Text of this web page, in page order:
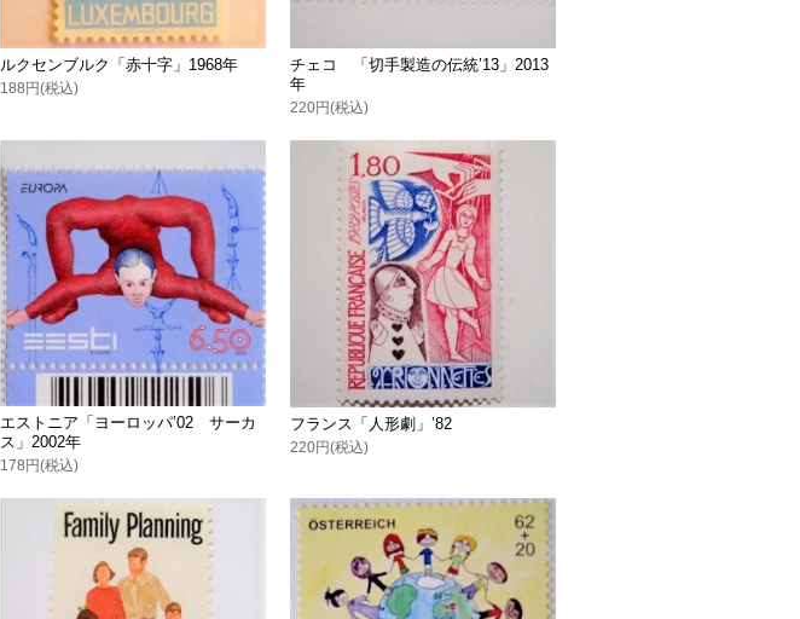
ルクセンブルク「赤十字」1968年
188円(税込)
チェコ 「切手製造の伝統’13」2013
年
220円(税込)
エストニア「ヨーロッパ’02 サーカ
ス」2002年
178円(税込)
フランス「人形劇」’82
220円(税込)